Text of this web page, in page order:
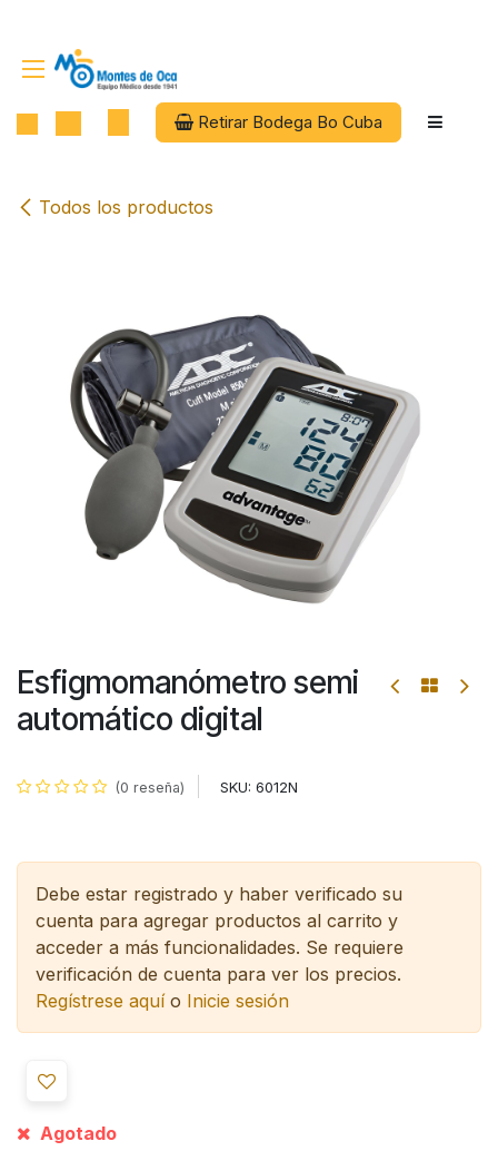
Retirar Bodega Bo Cuba
Todos los productos
Esfigmomanómetro semi
automático digital
(0 reseña) SKU: 6012N
Debe estar registrado y haber verificado su
cuenta para agregar productos al carrito y
acceder a más funcionalidades. Se requiere
verificación de cuenta para ver los precios.
Regístrese aquío Inicie sesión
Agotado